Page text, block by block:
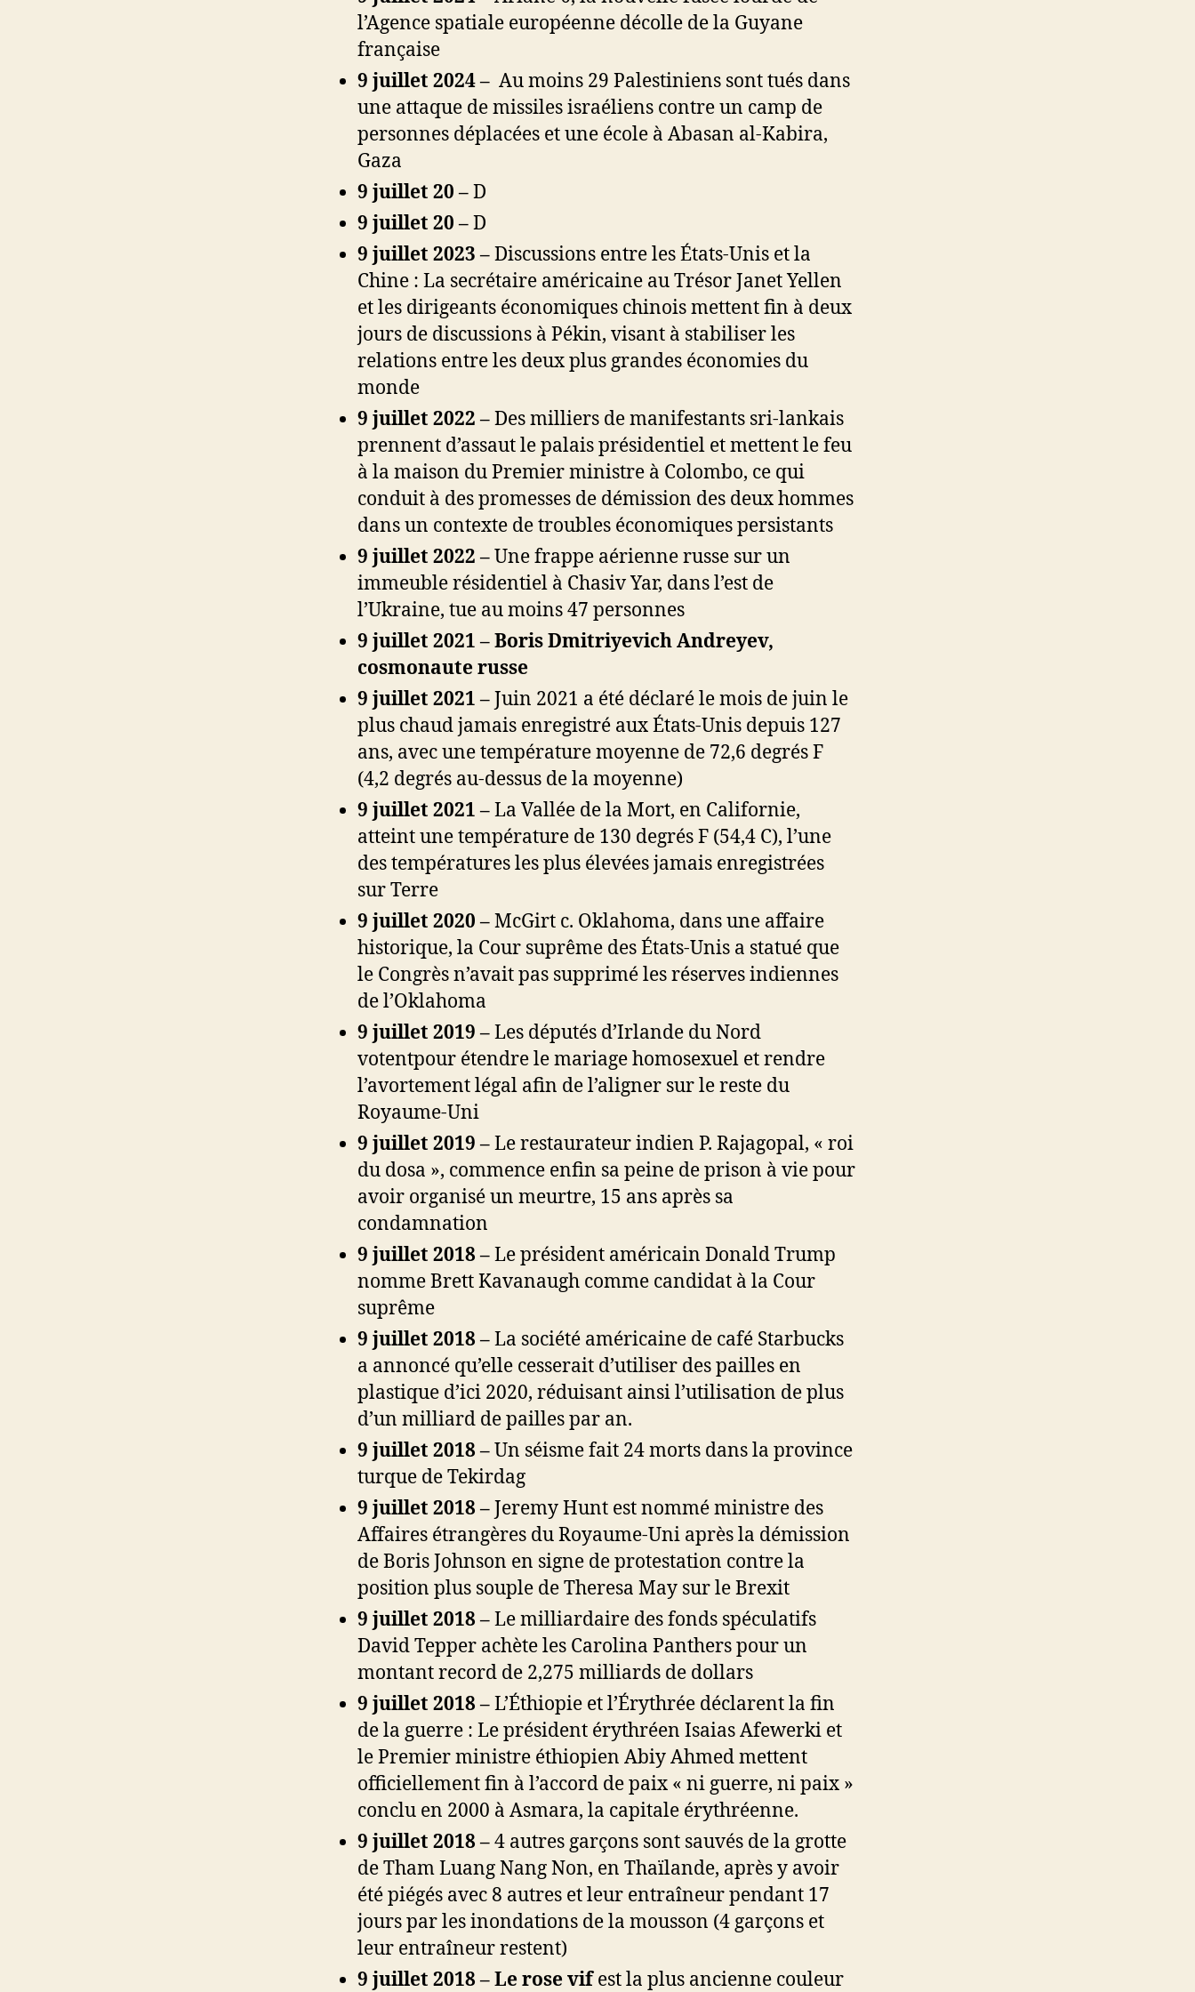
l’Agence spatiale européenne décolle de la Guyane
française
9 juillet 2024 – Au moins 29 Palestiniens sont tués dans
une attaque de missiles israéliens contre un camp de
personnes déplacées et une école à Abasan al-Kabira,
Gaza
9 juillet 20 –D
9 juillet 20 –D
9 juillet 2023 –Discussions entre les États-Unis et la
Chine : La secrétaire américaine au Trésor Janet Yellen
et les dirigeants économiques chinois mettent fin à deux
jours de discussions à Pékin, visant à stabiliser les
relations entre les deux plus grandes économies du
monde
9 juillet 2022 –Des milliers de manifestants sri-lankais
prennent d’assaut le palais présidentiel et mettent le feu
à la maison du Premier ministre à Colombo, ce qui
conduit à des promesses de démission des deux hommes
dans un contexte de troubles économiques persistants
9 juillet 2022 –Une frappe aérienne russe sur un
immeuble résidentiel à Chasiv Yar, dans l’est de
l’Ukraine, tue au moins 47 personnes
9 juillet 2021 –Boris Dmitriyevich Andreyev,
cosmonaute russe
9 juillet 2021 –Juin 2021 a été déclaré le mois de juin le
plus chaud jamais enregistré aux États-Unis depuis 127
ans, avec une température moyenne de 72,6 degrés F
(4,2 degrés au-dessus de la moyenne)
9 juillet 2021 –La Vallée de la Mort, en Californie,
atteint une température de 130 degrés F (54,4 C), l’une
des températures les plus élevées jamais enregistrées
sur Terre
9 juillet 2020 –McGirt c. Oklahoma, dans une affaire
historique, la Cour suprême des États-Unis a statué que
le Congrès n’avait pas supprimé les réserves indiennes
de l’Oklahoma
9 juillet 2019 –Les députés d’Irlande du Nord
votentpour étendre le mariage homosexuel et rendre
l’avortement légal afin de l’aligner sur le reste du
Royaume-Uni
9 juillet 2019 –Le restaurateur indien P. Rajagopal, « roi
du dosa », commence enfin sa peine de prison à vie pour
avoir organisé un meurtre, 15 ans après sa
condamnation
9 juillet 2018 –Le président américain Donald Trump
nomme Brett Kavanaugh comme candidat à la Cour
suprême
9 juillet 2018 –La société américaine de café Starbucks
a annoncé qu’elle cesserait d’utiliser des pailles en
plastique d’ici 2020, réduisant ainsi l’utilisation de plus
d’un milliard de pailles par an.
9 juillet 2018 –Un séisme fait 24 morts dans la province
turque de Tekirdag
9 juillet 2018 –Jeremy Hunt est nommé ministre des
Affaires étrangères du Royaume-Uni après la démission
de Boris Johnson en signe de protestation contre la
position plus souple de Theresa May sur le Brexit
9 juillet 2018 –Le milliardaire des fonds spéculatifs
David Tepper achète les Carolina Panthers pour un
montant record de 2,275 milliards de dollars
9 juillet 2018 –L’Éthiopie et l’Érythrée déclarent la fin
de la guerre : Le président érythréen Isaias Afewerki et
le Premier ministre éthiopien Abiy Ahmed mettent
officiellement fin à l’accord de paix « ni guerre, ni paix »
conclu en 2000 à Asmara, la capitale érythréenne.
9 juillet 2018 –4 autres garçons sont sauvés de la grotte
de Tham Luang Nang Non, en Thaïlande, après y avoir
été piégés avec 8 autres et leur entraîneur pendant 17
jours par les inondations de la mousson (4 garçons et
leur entraîneur restent)
9 juillet 2018 – Le rose vifest la plus ancienne couleur